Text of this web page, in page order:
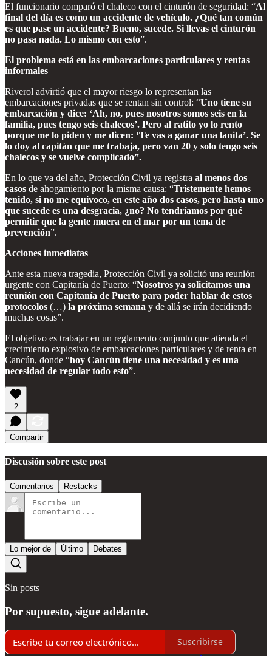
El funcionario comparó el chaleco con el cinturón de seguridad: “Al
final del día es como un accidente de vehículo. ¿Qué tan común
es que pase un accidente? Bueno, sucede. Si llevas el cinturón
no pasa nada. Lo mismo con esto”.
El problema está en las embarcaciones particulares y rentas
informales
Riverol advirtió que el mayor riesgo lo representan las
embarcaciones privadas que se rentan sin control: “Uno tiene su
embarcación y dice: ‘Ah, no, pues nosotros somos seis en la
familia, pues tengo seis chalecos’. Pero al ratito yo lo rento
porque me lo piden y me dicen: ‘Te vas a ganar una lanita’. Se
lo doy al capitán que me trabaja, pero van 20 y solo tengo seis
chalecos y se vuelve complicado”.
En lo que va del año, Protección Civil ya registra al menos dos
casos de ahogamiento por la misma causa: “Tristemente hemos
tenido, si no me equivoco, en este año dos casos, pero hasta uno
que sucede es una desgracia, ¿no? No tendríamos por qué
permitir que la gente muera en el mar por un tema de
prevención”.
Acciones inmediatas
Ante esta nueva tragedia, Protección Civil ya solicitó una reunión
urgente con Capitanía de Puerto: “Nosotros ya solicitamos una
reunión con Capitanía de Puerto para poder hablar de estos
protocolos (…) la próxima semana y de allá se irán decidiendo
muchas cosas”.
El objetivo es trabajar en un reglamento conjunto que atienda el
crecimiento explosivo de embarcaciones particulares y de renta en
Cancún, donde “hoy Cancún tiene una necesidad y es una
necesidad de regular todo esto”.
2
Compartir
Discusión sobre este post
Comentarios Restacks
Lo mejor de Último Debates
Sin posts
Por supuesto, sigue adelante.
Suscribirse